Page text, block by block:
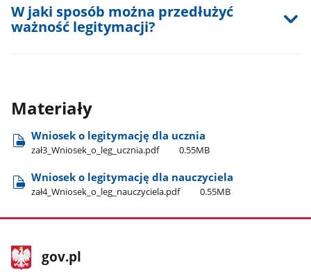
W jaki sposób można przedłużyć
ważność legitymacji?
Materiały
Wniosek o legitymację dla ucznia
zał3​_Wniosek​_o​_leg​_ucznia.pdf 0.55MB
Wniosek o legitymację dla nauczyciela
zał4​_Wniosek​_o​_leg​_nauczyciela.pdf 0.55MB
stopka
gov.pl
Strona
gov.pl